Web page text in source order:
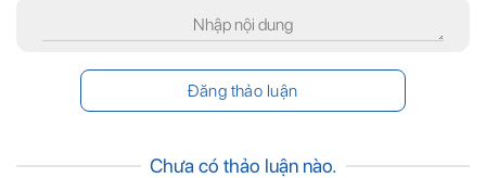
Chưa có thảo luận nào.